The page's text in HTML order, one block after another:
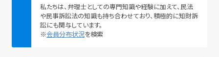
私たちは、弁理士としての専門知識や経験に加えて、民法
や民事訴訟法の知識も持ち合わせており、積極的に知財訴
訟にも関与しています。
※会員分布状況を検索